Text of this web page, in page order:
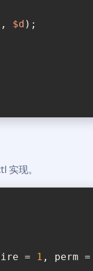
, $d );
现。
=
1 , perm =